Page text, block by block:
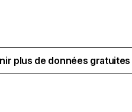
plus de données